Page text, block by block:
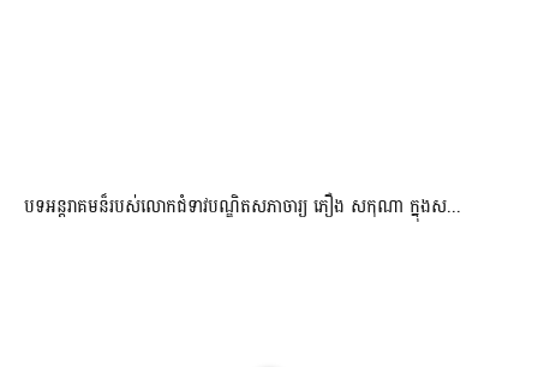
បទអន្តរាគមន៏របស់លោកជំទាវបណ្ឌិតសភាចារ្យ ភឿង សកុណា ក្នុងស...